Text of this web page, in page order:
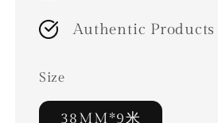
Authentic Products
Size
38MM*9米